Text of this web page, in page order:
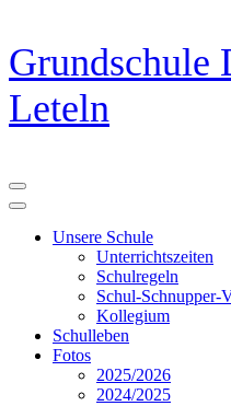
Zum
Inhalt
springen
(Eingabetaste
drücken)
Grundschule
Leteln
Unsere Schule
Unterrichtszeiten
Schulregeln
Schul-Schnupper-
Kollegium
Schulleben
Fotos
2025/2026
2024/2025